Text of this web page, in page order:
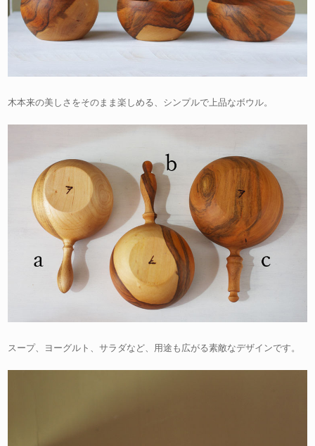
木本来の美しさをそのまま楽しめる、シンプルで上品なボウル。
スープ、ヨーグルト、サラダなど、用途も広がる素敵なデザインです。